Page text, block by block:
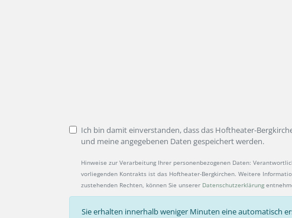
Ich bin damit einverstanden, dass das Hoftheater-
und meine angegebenen Daten gespeichert werden.
Hinweise zur Verarbeitung Ihrer personenbezogenen Daten:
vorliegenden Kontrakts ist das Hoftheater-Bergkirchen. Weitere
zustehenden Rechten, können Sie unserer Datenschutzerklärung
Sie erhalten innerhalb weniger Minuten eine automatisch